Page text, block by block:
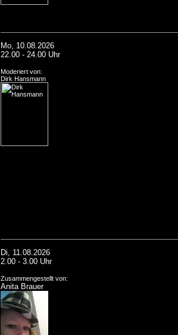
Mo, 10.08.2026
22.00 - 24.00 Uhr
Moderiert von:
Dirk Hansmann
Di, 11.08.2026
2.00 - 3.00 Uhr
Zusammengestellt von:
Anita Brauer